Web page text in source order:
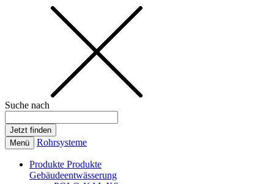
Suche nach
Menü Rohrsysteme
Produkte Produkte
Gebäudeentwässerung